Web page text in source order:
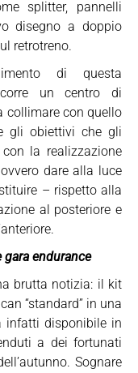
splitter, pannelli
disegno a doppio
retrotreno.
di questa
un centro di
collimare con quello
gli obiettivi che gli
la realizzazione
dare alla luce
– rispetto alla
al posteriore e
endurance
brutta notizia: il kit
“standard” in una
infatti disponibile in
a dei fortunati
Sognare